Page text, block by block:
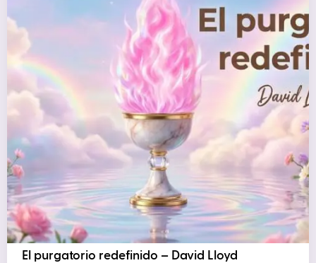
El purgatorio redefinido – David Lloyd